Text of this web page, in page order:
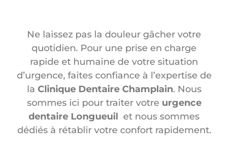
Ne laissez pas la douleur gâcher votre
quotidien. Pour une prise en charge
rapide et humaine de votre situation
d’urgence, faites confiance à l’expertise de
la Clinique Dentaire Champlain. Nous
sommes ici pour traiter votre urgence
dentaire Longueuil et nous sommes
dédiés à rétablir votre confort rapidement.